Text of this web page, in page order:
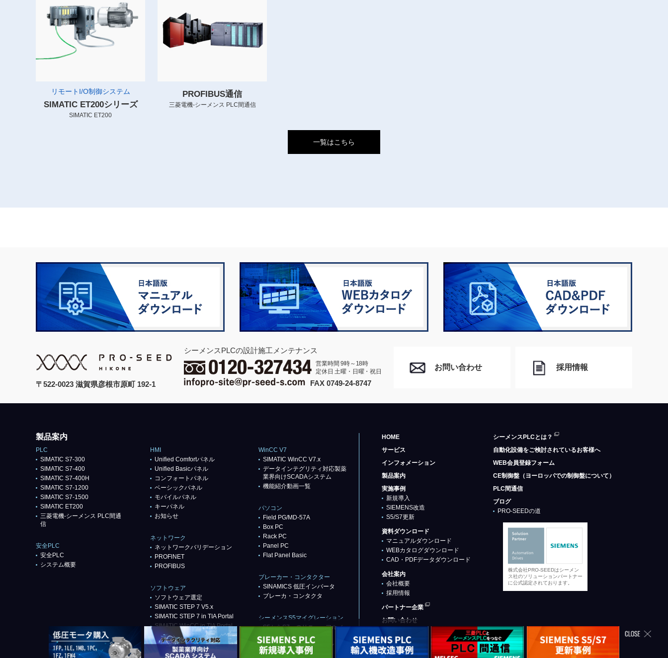
リモートI/O制御システム
SIMATIC ET200シリーズ
SIMATIC ET200
PROFIBUS通信
三菱電機-シーメンス PLC間通信
一覧はこちら
〒522-0023 滋賀県彦根市原町 192-1
シーメンスPLCの設計施工メンテナンス
営業時間 9時～18時
定休日 土曜・日曜・祝日
FAX 0749-24-8747
お問い合わせ 採用情報
製品案内
PLC
SIMATIC S7-300
SIMATIC S7-400
SIMATIC S7-400H
SIMATIC S7-1200
SIMATIC S7-1500
SIMATIC ET200
三菱電機-シーメンス PLC間通
信
安全PLC
安全PLC
システム概要
HMI
Unified Comfortパネル
Unified Basicパネル
コンフォートパネル
ベーシックパネル
モバイルパネル
キーパネル
お知らせ
ネットワーク
ネットワークバリデーション
PROFlNET
PROFIBUS
ソフトウェア
ソフトウェア選定
SIMATIC STEP 7 V5.x
SIMATIC STEP 7 in TIA Portal
SIMATIC WinCC in TIA Portal
WinCC V7
SIMATIC WinCC V7.x
データインテグリティ対応製薬
業界向けSCADAシステム
機能紹介動画一覧
パソコン
Field PG/MD-57A
Box PC
Rack PC
Panel PC
Flat Panel Basic
ブレーカー・コンタクター
SINAMICS 低圧インバータ
ブレーカ・コンタクタ
シーメンスS5マイグレーション
S5からS7へのリニューアル／
リプレース
代替推奨品（基本パターン）
HOME
サービス
インフォメーション
製品案内
実施事例
新規導入
SIEMENS改造
S5/S7更新
資料ダウンロード
マニュアルダウンロード
WEBカタログダウンロード
CAD・PDFデータダウンロード
会社案内
会社概要
採用情報
パートナー企業
お問い合わせ
シーメンスPLCとは？
自動化設備をご検討されているお客様へ
WEB会員登録フォーム
CE制御盤（ヨーロッパでの制御盤について）
PLC間通信
ブログ
PRO-SEEDの道
株式会社PRO-SEEDはシーメン
ス社のソリューションパートナー
に公式認定されております。